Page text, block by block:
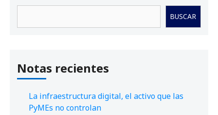
BUSCAR
Notas recientes
La infraestructura digital, el activo que las
PyMEs no controlan